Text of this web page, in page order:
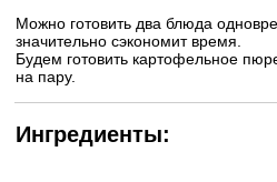
Можно готовить два блюда
значительно сэкономит время.
Будем готовить картофельное
на пару.
Ингредиенты: